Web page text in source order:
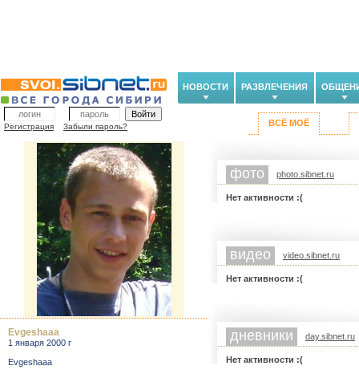
НОВОСТИ РАЗВЛЕЧЕНИЯ
Регистрация Забыли пароль? ВСЁ МОЁ
фото photo.sibnet.ru
Нет активности :(
видео video.sibnet.ru
Нет активности :(
дневники day.sibnet.ru
Нет активности :(
Evgeshaaa
1 января 2000 г
Evgeshaaa